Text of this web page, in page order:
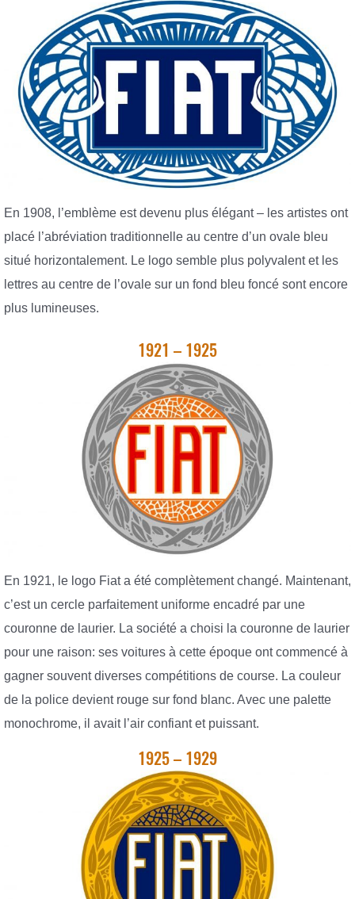
En 1908, l’emblème est devenu plus élégant – les artistes ont
placé l’abréviation traditionnelle au centre d’un ovale bleu
situé horizontalement. Le logo semble plus polyvalent et les
lettres au centre de l’ovale sur un fond bleu foncé sont encore
plus lumineuses.
1921 – 1925
En 1921, le logo Fiat a été complètement changé. Maintenant,
c’est un cercle parfaitement uniforme encadré par une
couronne de laurier. La société a choisi la couronne de laurier
pour une raison: ses voitures à cette époque ont commencé à
gagner souvent diverses compétitions de course. La couleur
de la police devient rouge sur fond blanc. Avec une palette
monochrome, il avait l’air confiant et puissant.
1925 – 1929